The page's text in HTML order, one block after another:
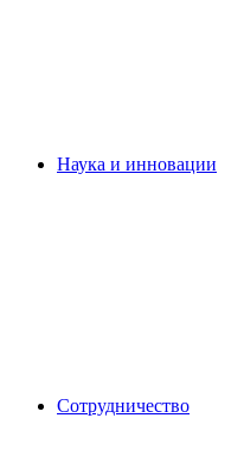
Наука и инновации
Сотрудничество